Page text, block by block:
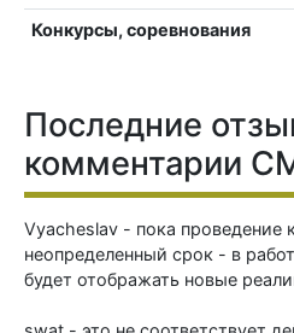
Конкурсы, соревнования
Последние
комментарии
Vyacheslav - пока проведение
неопределенный срок - в
будет отображать новые